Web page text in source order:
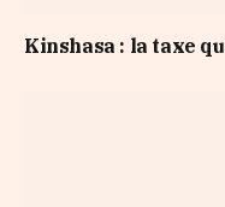
Kinshasa : la taxe